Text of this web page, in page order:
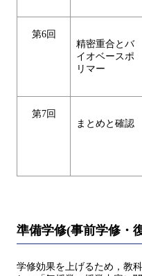
第6回
精密重合とバ
イオベースポ
リマー
第7回
まとめと確認
準備学修(事前学修・
学修効果を上げるため，教